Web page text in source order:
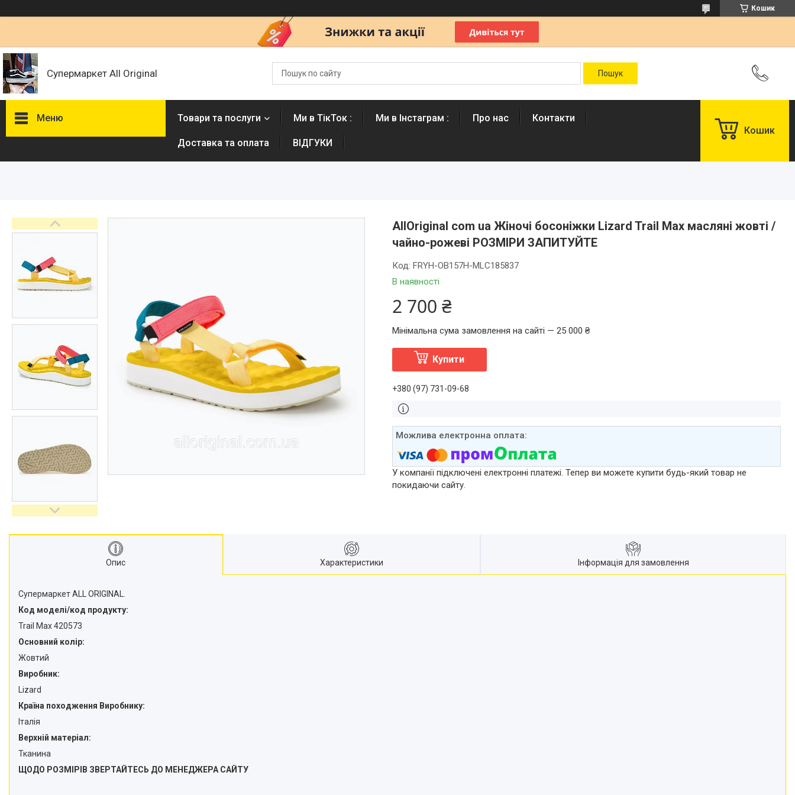
Кошик
Супермаркет All Original
Меню Товари та послуги Ми в ТікТок : Ми в Інстаграм : Про нас Контакти
Доставка та оплата ВІДГУКИ
Кошик
AllOriginal com ua Жіночі босоніжки Lizard Trail Max масляні жовті /
чайно-рожеві РОЗМІРИ ЗАПИТУЙТЕ
В наявності
Код: FRYH-OB157H-MLC185837
2 700 ₴
Мінімальна сума замовлення на сайті — 25 000 ₴
Купити
+380 (97) 731-09-68
У компанії підключені електронні платежі. Тепер ви можете купити будь-який товар не
покидаючи сайту.
Опис Характеристики Інформація для замовлення
Супермаркет ALL ORIGINAL.
Код моделі/код продукту:
Trail Max 420573
Основний колір:
Жовтий
Виробник:
Lizard
Країна походження Виробнику:
Італія
Верхній матеріал:
Тканина
ЩОДО РОЗМІРІВ ЗВЕРТАЙТЕСЬ ДО МЕНЕДЖЕРА САЙТУ